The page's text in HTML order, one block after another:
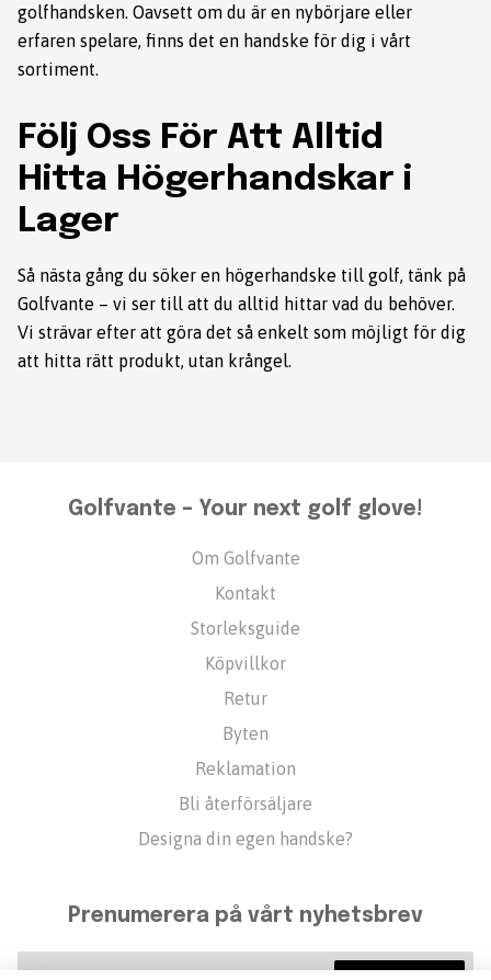
golfhandsken. Oavsett om du är en nybörjare eller
erfaren spelare, finns det en handske för dig i vårt
sortiment.
Följ Oss För Att Alltid
Hitta Högerhandskar i
Lager
Så nästa gång du söker en högerhandske till golf, tänk på
Golfvante – vi ser till att du alltid hittar vad du behöver.
Vi strävar efter att göra det så enkelt som möjligt för dig
att hitta rätt produkt, utan krångel.
Golfvante – Your next golf glove!
Om Golfvante
Kontakt
Storleksguide
Köpvillkor
Retur
Byten
Reklamation
Bli återförsäljare
Designa din egen handske?
Prenumerera på vårt nyhetsbrev